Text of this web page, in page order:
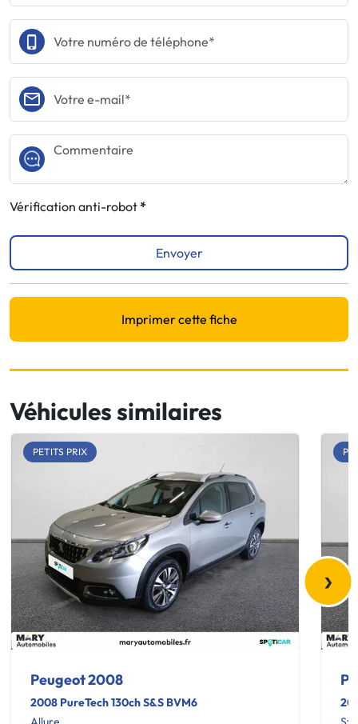
Vérification anti-robot
Envoyer
Imprimer cette fiche
Véhicules similaires
PETITS PRIX
Peugeot 2008
2008 PureTech 130ch S&S BVM6
›